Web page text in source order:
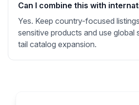
Can I combine this with
Yes. Keep country-focused
sensitive products and use global
tail catalog expansion.